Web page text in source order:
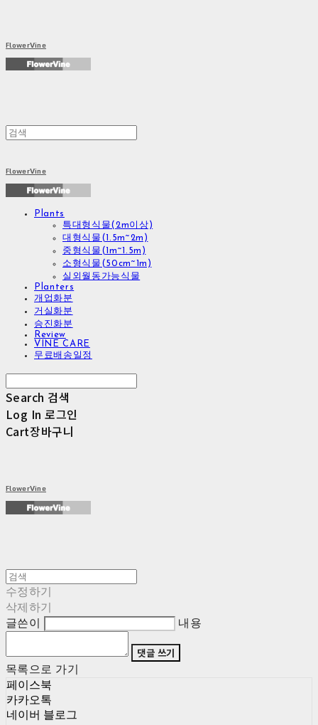
FlowerVine
FlowerVine
Plants
특대형식물(2m이상)
대형식물(1.5m~2m)
중형식물(1m~1.5m)
소형식물(50cm~1m)
실외월동가능식물
Planters
개업화분
거실화분
승진화분
Review
VINE CARE
무료배송일정
Search 검색
Log In 로그인
Cart장바구니
FlowerVine
수정하기
삭제하기
글쓴이
내용
댓글 쓰기
목록으로 가기
페이스북
카카오톡
네이버 블로그